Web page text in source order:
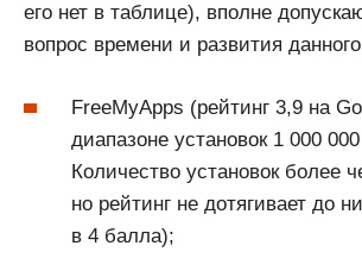
его нет в таблице), вполне
вопрос времени и развития
FreeMyApps (рейтинг 3,9 на
диапазоне установок 1 000
Количество установок более
но рейтинг не дотягивает до
в 4 балла);